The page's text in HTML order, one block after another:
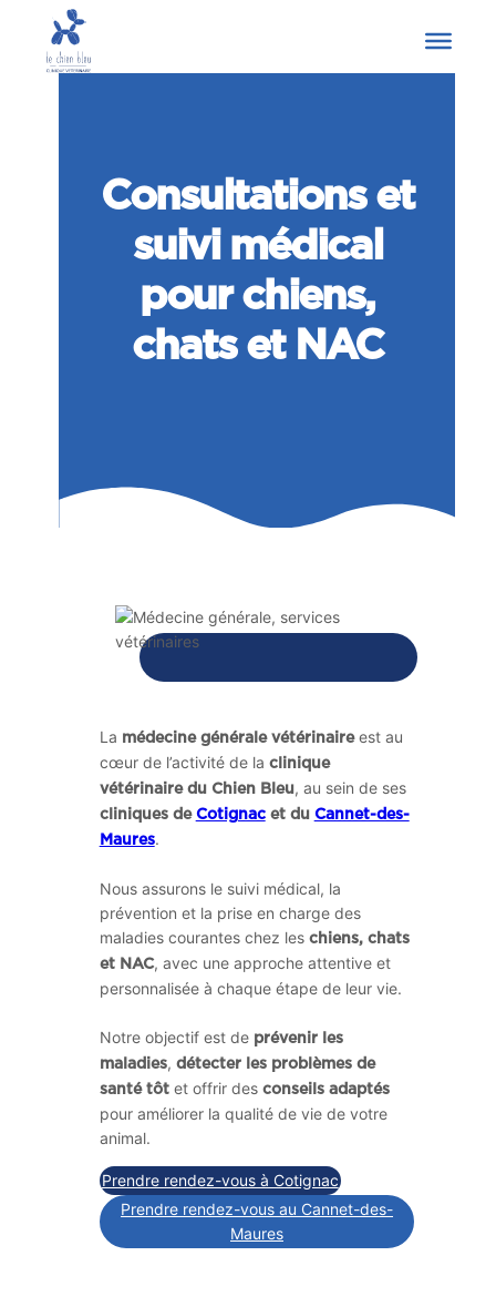
Consultations et
suivi médical
pour chiens,
chats et NAC
La médecine générale vétérinaireest au
cœur de l’activité de la clinique
vétérinaire du Chien Bleu, au sein de ses
cliniques de Cotignacet du Cannet-des-
Maures.
Nous assurons le suivi médical, la
prévention et la prise en charge des
maladies courantes chez les chiens, chats
et NAC, avec une approche attentive et
personnalisée à chaque étape de leur vie.
Notre objectif est de prévenir les
maladies, détecter les problèmes de
santé tôt et offrir des conseils adaptés
pour améliorer la qualité de vie de votre
animal.
Prendre rendez-vous à Cotignac
Prendre rendez-vous au Cannet-des-
Maures